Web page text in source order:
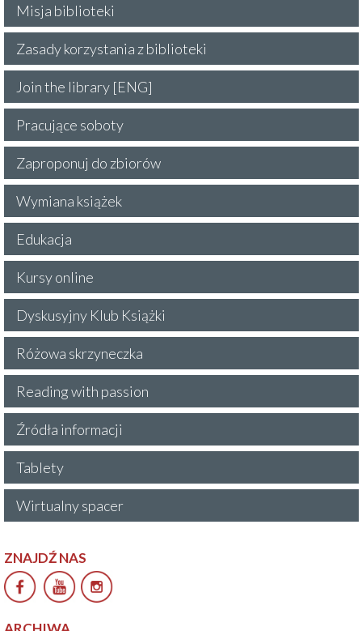
Misja biblioteki
Zasady korzystania z biblioteki
Join the library [ENG]
Pracujące soboty
Zaproponuj do zbiorów
Wymiana książek
Edukacja
Kursy online
Dyskusyjny Klub Książki
Różowa skrzyneczka
Reading with passion
Źródła informacji
Tablety
Wirtualny spacer
ZNAJDŹ NAS